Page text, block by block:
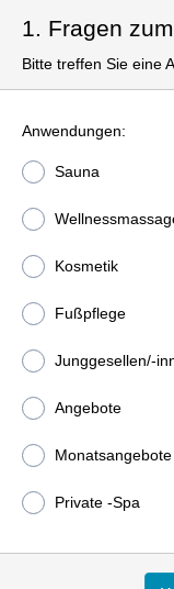
1. Fragen
Bitte treffen Sie eine
Anwendungen:
Sauna
Kosmetik
Fußpflege
Junggesellen/-
Angebote
Monatsangebote
Private -Spa